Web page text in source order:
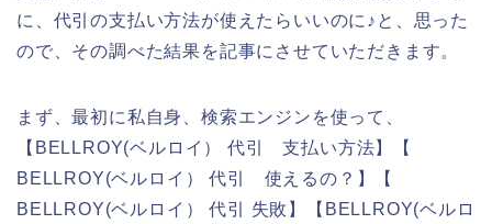
に、代引の支払い方法が使えたらいいのに♪と、思った
ので、その調べた結果を記事にさせていただきます。
まず、最初に私自身、検索エンジンを使って、
【BELLROY(ベルロイ） 代引 支払い方法】【
BELLROY(ベルロイ） 代引 使えるの？】【
BELLROY(ベルロイ） 代引 失敗】【BELLROY(ベルロ